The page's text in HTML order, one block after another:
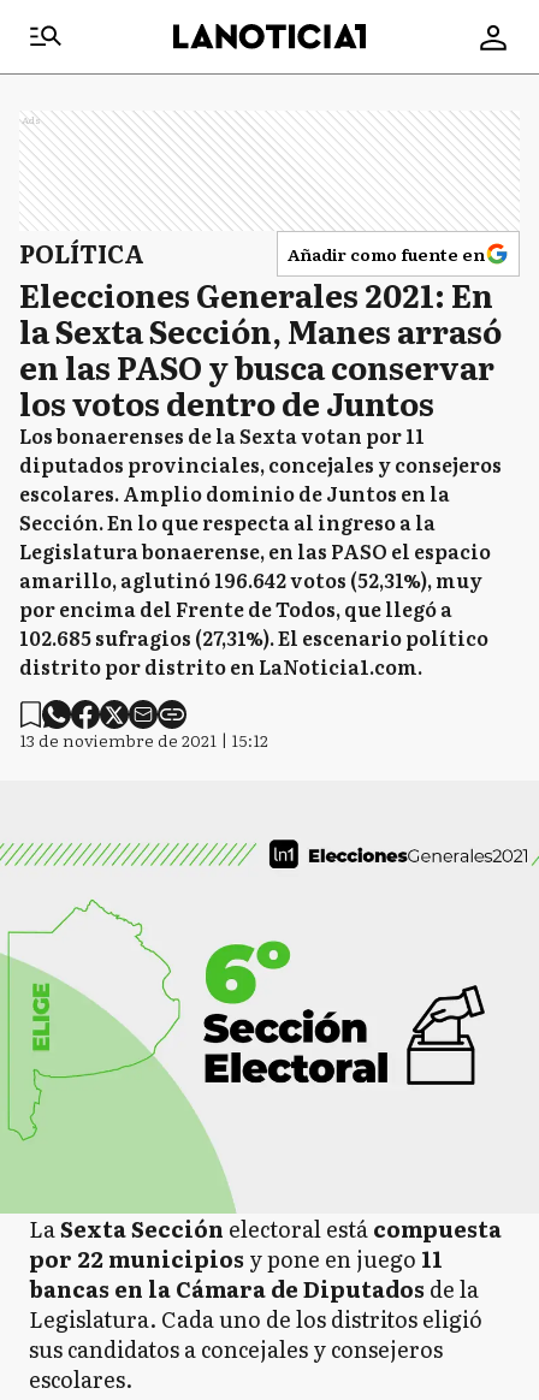
Ads
POLÍTICA Añadir como fuente en
Elecciones Generales 2021: En
la Sexta Sección, Manes arrasó
en las PASO y busca conservar
los votos dentro de Juntos
Los bonaerenses de la Sexta votan por 11
diputados provinciales, concejales y consejeros
escolares. Amplio dominio de Juntos en la
Sección. En lo que respecta al ingreso a la
Legislatura bonaerense, en las PASO el espacio
amarillo, aglutinó 196.642 votos (52,31%), muy
por encima del Frente de Todos, que llegó a
102.685 sufragios (27,31%). El escenario político
distrito por distrito en LaNoticia1.com.
13 de noviembre de 2021 | 15:12
LaSexta Sección electoral estácompuesta
por 22 municipios y pone en juego 11
bancas en la Cámara de Diputados de la
Legislatura. Cada uno de los distritos eligió
sus candidatos a concejales y consejeros
escolares.